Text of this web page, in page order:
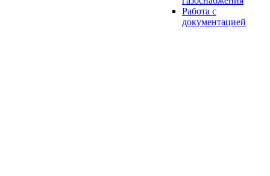
Работа с
документацией